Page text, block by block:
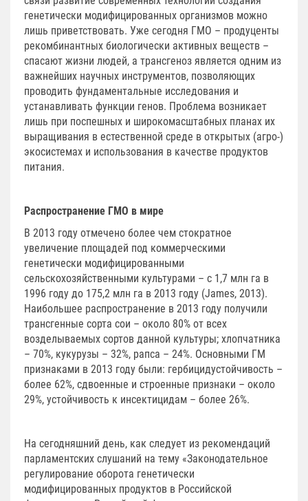
генетически модифицированных организмов можно
лишь приветствовать. Уже сегодня ГМО – продуценты
рекомбинантных биологически активных веществ –
спасают жизни людей, а трансгеноз является одним из
важнейших научных инструментов, позволяющих
проводить фундаментальные исследования и
устанавливать функции генов. Проблема возникает
лишь при поспешных и широкомасштабных планах их
выращивания в естественной среде в открытых (агро-)
экосистемах и использования в качестве продуктов
питания.
Распространение ГМО в мире
В 2013 году отмечено более чем стократное
увеличение площадей под коммерческими
генетически модифицированными
сельскохозяйственными культурами – с 1,7 млн га в
1996 году до 175,2 млн га в 2013 году (James, 2013).
Наибольшее распространение в 2013 году получили
трансгенные сорта сои – около 80% от всех
возделываемых сортов данной культуры; хлопчатника
– 70%, кукурузы – 32%, рапса – 24%. Основными ГМ
признаками в 2013 году были: гербицидустойчивость –
более 62%, сдвоенные и строенные признаки – около
29%, устойчивость к инсектицидам – более 26%.
На сегодняшний день, как следует из рекомендаций
парламентских слушаний на тему «Законодательное
регулирование оборота генетически
модифицированных продуктов в Российской